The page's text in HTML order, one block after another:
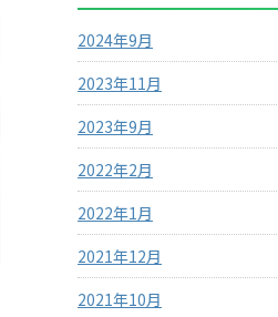
2024年9月
2023年11月
2023年9月
2022年2月
2022年1月
2021年12月
2021年10月